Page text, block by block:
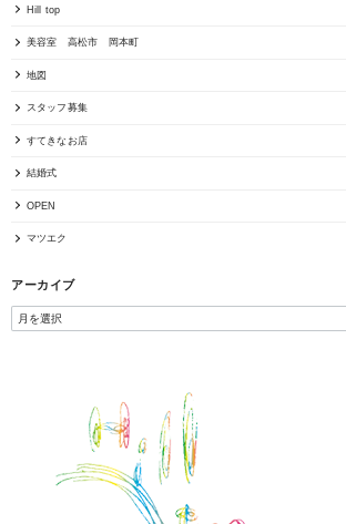
Hill top
美容室 高松市 岡本町
地図
スタッフ募集
すてきなお店
結婚式
OPEN
マツエク
アーカイブ